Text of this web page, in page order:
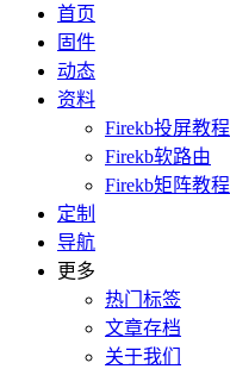
首页
固件
动态
资料
Firekb投屏教程
Firekb软路由
Firekb矩阵教程
定制
导航
更多
热门标签
文章存档
关于我们